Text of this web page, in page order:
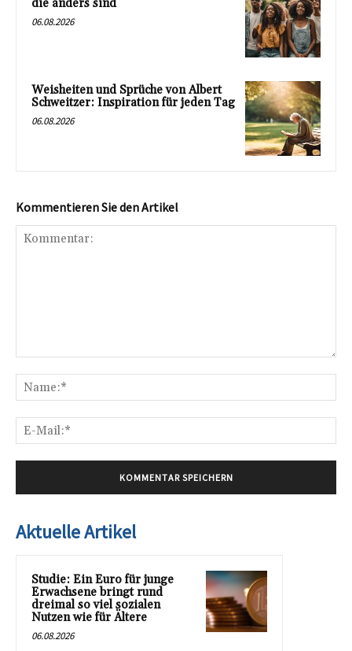
die anders sind
06.08.2026
Weisheiten und Sprüche von Albert
Schweitzer: Inspiration für jeden Tag
06.08.2026
Kommentieren Sie den Artikel
Aktuelle Artikel
Studie: Ein Euro für junge
Erwachsene bringt rund
dreimal so viel sozialen
Nutzen wie für Ältere
06.08.2026